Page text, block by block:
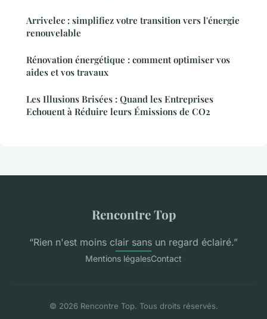
Arrivelec : simplifiez votre transition vers l'énergie
renouvelable
Rénovation énergétique : comment optimiser vos
aides et vos travaux
Les Illusions Brisées : Quand les Entreprises
Echouent à Réduire leurs Émissions de CO2
Rencontre Top
“Rien n'est moins clair sans un regard éclairé.”
Mentions légalesContact
© 2026 Rencontre Top. Tous droits réservés.